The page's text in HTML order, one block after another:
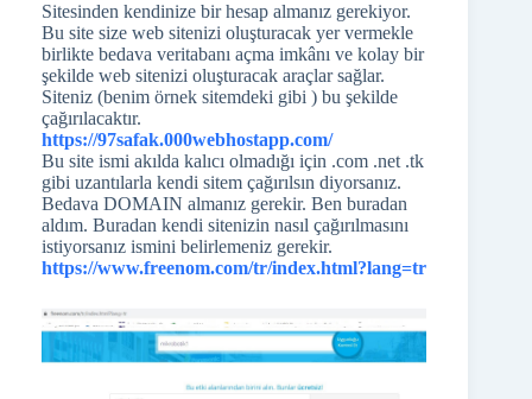
Sitesinden kendinize bir hesap almanız gerekiyor.
Bu site size web sitenizi oluşturacak yer vermekle
birlikte bedava veritabanı açma imkânı ve kolay bir
şekilde web sitenizi oluşturacak araçlar sağlar.
Siteniz (benim örnek sitemdeki gibi ) bu şekilde
çağırılacaktır.
https://97safak.000webhostapp.com/
Bu site ismi akılda kalıcı olmadığı için .com .net .tk
gibi uzantılarla kendi sitem çağırılsın diyorsanız.
Bedava DOMAIN almanız gerekir. Ben buradan
aldım. Buradan kendi sitenizin nasıl çağırılmasını
istiyorsanız ismini belirlemeniz gerekir.
https://www.freenom.com/tr/index.html?lang=tr